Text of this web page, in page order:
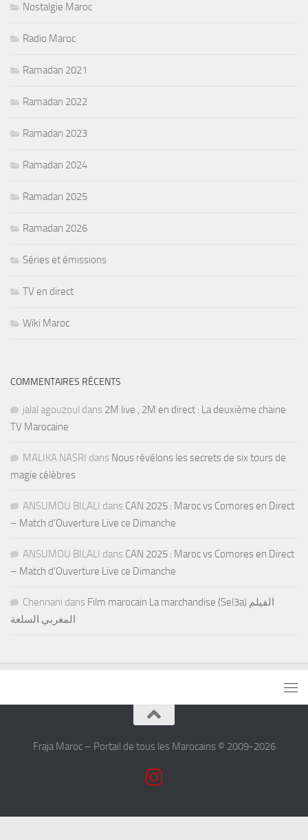
Nostalgie Maroc
Radio Maroc
Ramadan 2021
Ramadan 2022
Ramadan 2023
Ramadan 2024
Ramadan 2025
Ramadan 2026
Séries et émissions
TV en direct
Wiki Maroc
COMMENTAIRES RÉCENTS
jalal agouzoul dans 2M live , 2M en direct : La deuxième chaine
TV Marocaine
MALIKA NASRI dans Nous révélons les secrets de six tours de
magie célèbres
ANSUMOU BILALI dans CAN 2025 : Maroc vs Comores en Direct
– Match d’Ouverture Live ce Dimanche
ANSUMOU BILALI dans CAN 2025 : Maroc vs Comores en Direct
– Match d’Ouverture Live ce Dimanche
Chennani dans Film marocain La marchandise (Sel3a) الفيلم
المغربي السلعة
Fraja Maroc – Portail de tous les Marocains © 2009-2026